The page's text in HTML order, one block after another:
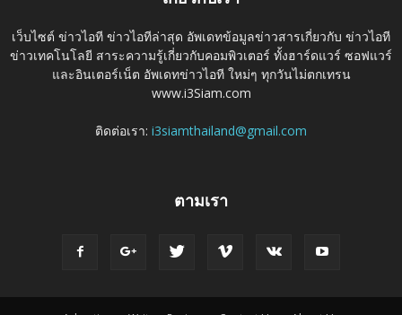
เว็บไซต์ ข่าวไอที ข่าวไอทีล่าสุด อัพเดทข้อมูลข่าวสารเกี่ยวกับ ข่าวไอที
ข่าวเทคโนโลยี สาระความรู้เกี่ยวกับคอมพิวเตอร์ ทั้งฮาร์ดแวร์ ซอฟแวร์
และอินเตอร์เน็ต อัพเดทข่าวไอที ใหม่ๆ ทุกวันไม่ตกเทรน
www.i3Siam.com
ติดต่อเรา: i3siamthailand@gmail.com
ตามเรา